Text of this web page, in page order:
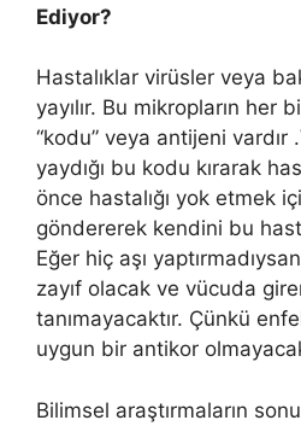
Ediyor?
Hastalıklar virüsler veya
yayılır. Bu mikropların her
“kodu” veya antijeni
yaydığı bu kodu kırarak
önce hastalığı yok etmek
göndererek kendini bu
Eğer hiç aşı
zayıf olacak ve vücuda
tanımayacaktır. Çünkü
uygun bir antikor
Bilimsel araştırmaların